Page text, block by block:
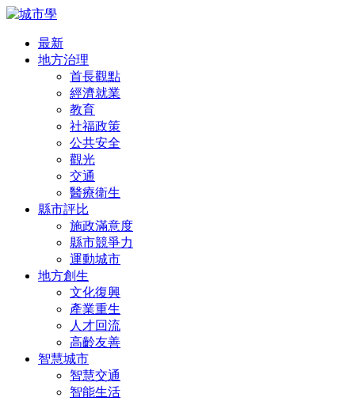
最新
地方治理
首長觀點
經濟就業
教育
社福政策
公共安全
觀光
交通
醫療衛生
縣市評比
施政滿意度
縣市競爭力
運動城市
地方創生
文化復興
產業重生
人才回流
高齡友善
智慧城市
智慧交通
智能生活